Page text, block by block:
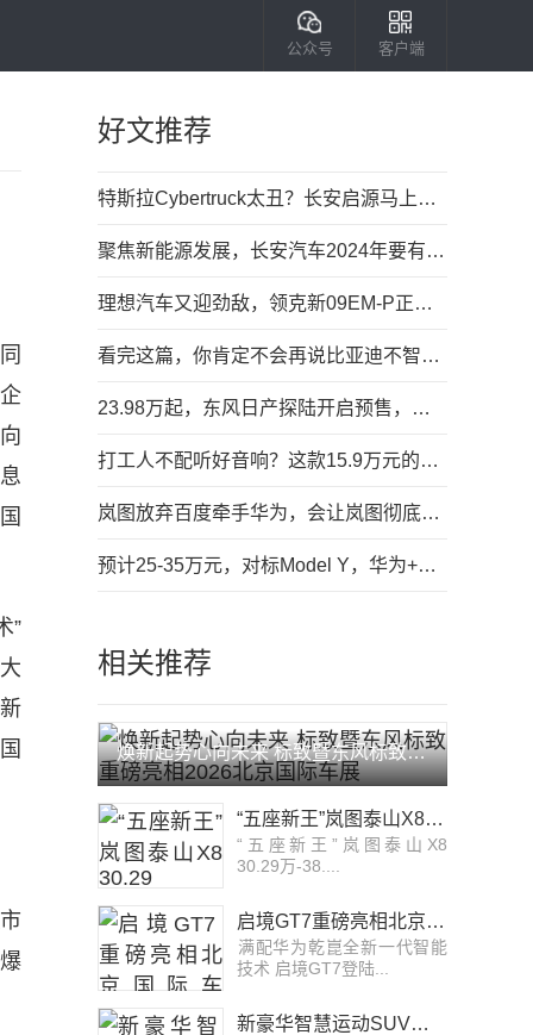
公众号 客户端
”
好文推荐
特斯拉Cybertruck太丑？长安启源马上平替，高清图有了
聚焦新能源发展，长安汽车2024年要有大动作？
理想汽车又迎劲敌，领克新09EM-P正式上市
看完这篇，你肯定不会再说比亚迪不智能了！
23.98万起，东风日产探陆开启预售，搭2.0T+9AT动力组合
打工人不配听好音响？这款15.9万元的中大型车，给了
岚图放弃百度牵手华为，会让岚图彻底走向巅峰吗？
预计25-35万元，对标Model Y，华为+奇瑞的首款SUV亮相
相关推荐
焕新起势心向未来 标致暨东风标致重磅亮相2026北京国际车展
“五座新王”岚图泰山X8 30.29万-38.99万开启预售 定义家用SUV 3.0时代
“五座新王”岚图泰山X8
30.29万-38....
启境GT7重磅亮相北京国际车展，首发搭载华为乾崑全新一代智能技术
​满配华为乾崑全新一代智能
技术 启境GT7登陆...
新豪华智慧运动SUV昊铂S600北京车展正式亮相，盲订同步开启